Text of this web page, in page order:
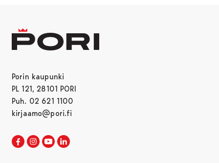
Porin kaupunki
PL 121, 28101 PORI
Puh. 02 621 1100
kirjaamo@pori.fi
Porin kaupunki Facebookissa
Avautuu uudessa välilehdessä
Porin kaupunki Instagramissa
Avautuu uudessa välilehdessä
Porin kaupunki Youtubessa
Avautuu uudessa välilehdessä